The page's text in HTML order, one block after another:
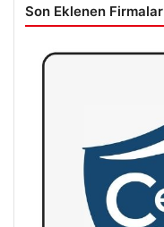
Son Eklenen Firmalar